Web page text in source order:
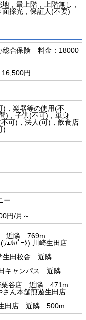
，最上階，上階無し，
面採光，保証人(不要)
総合保険 料金：18000
円
)，楽器等の使用(不
)，子供(不可)，単身
可)，法人(可)，飲食店
)
ー
円/月～
近隣 769m
ｳｪﾙﾊﾟｰｸ) 川崎生田店
生田校舎 近隣
田キャンパス 近隣
栗谷店 近隣 471m
さん本舗煎遊生田店
生田店 近隣 500m